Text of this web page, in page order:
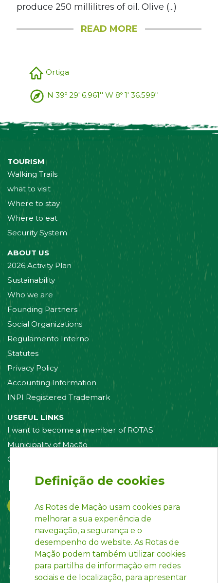
produce 250 millilitres of oil. Olive (...)
READ MORE
Ortiga
N 39º 29' 6.961'' W 8º 1' 36.599''
TOURISM
Walking Trails
what to visit
Where to stay
Where to eat
Security System
ABOUT US
2026 Activity Plan
Sustainability
Who we are
Founding Partners
Social Organizations
Regulamento Interno
Statutes
Privacy Policy
Accounting Information
INPI Registered Trademark
USEFUL LINKS
I want to become a member of ROTAS
Municipality of Mação
Contact us
Follow us on:
Definição de cookies
As Rotas de Mação usam cookies para
melhorar a sua experiência de
navegação, a segurança e o
desempenho do website. As Rotas de
Mação podem também utilizar cookies
para partilha de informação em redes
sociais e de localização, para apresentar